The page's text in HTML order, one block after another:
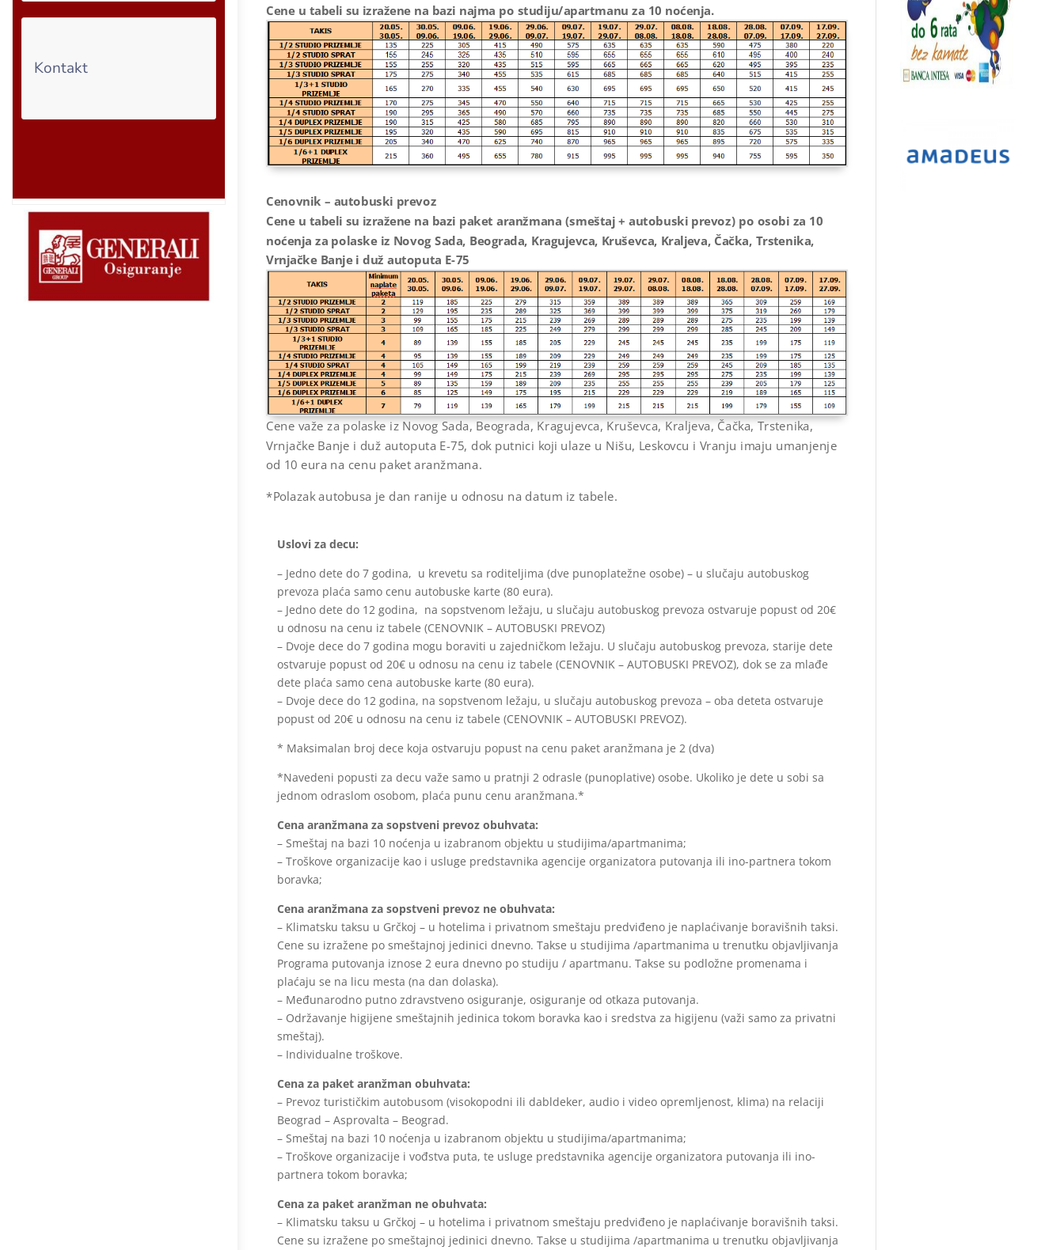
Kontakt
Cene u tabeli su izražene na bazi najma po studiju/apartmanu za 10 noćenja.
Cenovnik – autobuski prevoz
Cene u tabeli su izražene na bazi paket aranžmana (smeštaj + autobuski prevoz) po osobi za 10
noćenja za polaske iz Novog Sada, Beograda, Kragujevca, Kruševca, Kraljeva, Čačka, Trstenika,
Vrnjačke Banje i duž autoputa E-75
Cene važe za polaske iz Novog Sada, Beograda, Kragujevca, Kruševca, Kraljeva, Čačka, Trstenika,
Vrnjačke Banje i duž autoputa E-75, dok putnici koji ulaze u Nišu, Leskovcu i Vranju imaju umanjenje
od 10 eura na cenu paket aranžmana.
*Polazak autobusa je dan ranije u odnosu na datum iz tabele.
Uslovi za decu:
– Jedno dete do 7 godina, u krevetu sa roditeljima (dve punoplatežne osobe) – u slučaju autobuskog
prevoza plaća samo cenu autobuske karte (80 eura).
– Jedno dete do 12 godina, na sopstvenom ležaju, u slučaju autobuskog prevoza ostvaruje popust od 20€
u odnosu na cenu iz tabele (CENOVNIK – AUTOBUSKI PREVOZ)
– Dvoje dece do 7 godina mogu boraviti u zajedničkom ležaju. U slučaju autobuskog prevoza, starije dete
ostvaruje popust od 20€ u odnosu na cenu iz tabele (CENOVNIK – AUTOBUSKI PREVOZ), dok se za mlađe
dete plaća samo cena autobuske karte (80 eura).
– Dvoje dece do 12 godina, na sopstvenom ležaju, u slučaju autobuskog prevoza – oba deteta ostvaruje
popust od 20€ u odnosu na cenu iz tabele (CENOVNIK – AUTOBUSKI PREVOZ).
* Maksimalan broj dece koja ostvaruju popust na cenu paket aranžmana je 2 (dva)
*Navedeni popusti za decu važe samo u pratnji 2 odrasle (punoplative) osobe. Ukoliko je dete u sobi sa
jednom odraslom osobom, plaća punu cenu aranžmana.*
Cena aranžmana za sopstveni prevoz obuhvata:
– Smeštaj na bazi 10 noćenja u izabranom objektu u studijima/apartmanima;
– Troškove organizacije kao i usluge predstavnika agencije organizatora putovanja ili ino-partnera tokom
boravka;
Cena aranžmana za sopstveni prevoz ne obuhvata:
– Klimatsku taksu u Grčkoj – u hotelima i privatnom smeštaju predviđeno je naplaćivanje boravišnih taksi.
Cene su izražene po smeštajnoj jedinici dnevno. Takse u studijima /apartmanima u trenutku objavljivanja
Programa putovanja iznose 2 eura dnevno po studiju / apartmanu. Takse su podložne promenama i
plaćaju se na licu mesta (na dan dolaska).
– Međunarodno putno zdravstveno osiguranje, osiguranje od otkaza putovanja.
– Održavanje higijene smeštajnih jedinica tokom boravka kao i sredstva za higijenu (važi samo za privatni
smeštaj).
– Individualne troškove.
Cena za paket aranžman obuhvata:
– Prevoz turističkim autobusom (visokopodni ili dabldeker, audio i video opremljenost, klima) na relaciji
Beograd – Asprovalta – Beograd.
– Smeštaj na bazi 10 noćenja u izabranom objektu u studijima/apartmanima;
– Troškove organizacije i vođstva puta, te usluge predstavnika agencije organizatora putovanja ili ino-
partnera tokom boravka;
Cena za paket aranžman ne obuhvata:
– Klimatsku taksu u Grčkoj – u hotelima i privatnom smeštaju predviđeno je naplaćivanje boravišnih taksi.
Cene su izražene po smeštajnoj jedinici dnevno. Takse u studijima /apartmanima u trenutku objavljivanja